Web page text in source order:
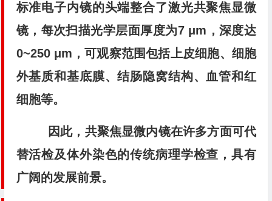
标准电子内镜的头端整合了激光共聚焦显微
镜，每次扫描光学层面厚度为7 μm，深度达
0~250 μm，可观察范围包括上皮细胞、细胞
外基质和基底膜、结肠隐窝结构、血管和红
细胞等。
因此，共聚焦显微内镜在许多方面可代
替活检及体外染色的传统病理学检查，具有
广阔的发展前景。